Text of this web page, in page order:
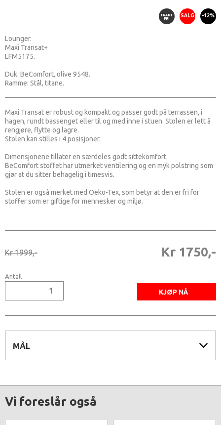
SALG -12%
FRAKT
FRI
Lounger.
Maxi Transat+
LFM5175.
Duk: BeComfort, olive 9548.
Ramme: Stål, titane.
Maxi Transat er robust og kompakt og passer godt på terrassen, i
hagen, rundt bassenget eller til og med inne i stuen. Stolen er lett å
rengjøre, flytte og lagre.
Stolen kan stilles i 4 posisjoner.
Dimensjonene tillater en særdeles godt sittekomfort.
BeComfort stoffet har utmerket ventilering og en myk polstring som
gjør at du sitter behagelig i timesvis.
Stolen er også merket med Oeko-Tex, som betyr at den er fri for
stoffer som er giftige for mennesker og miljø.
Kr 1999,- Kr 1750,-
Antall
MÅL
Vi foreslår også